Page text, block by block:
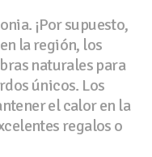
¡Por supuesto,
la región, los
naturales para
únicos. Los
el calor en la
regalos o